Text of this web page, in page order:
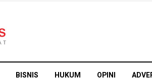
BISNIS HUKUM OPINI